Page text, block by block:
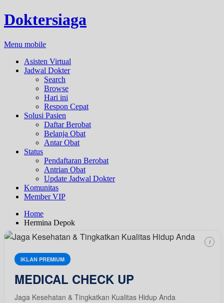
Doktersiaga
Menu mobile
Asisten Virtual
Jadwal Dokter
Search
Browse
Hari ini
Respon Cepat
Solusi Pasien
Daftar Berobat
Belanja Obat
Antar Obat
Status
Pendaftaran Berobat
Antrian Obat
Update Jadwal Dokter
Komunitas
Member VIP
Home
Hermina Depok
IKLAN PREMIUM
MEDICAL CHECK UP
Jaga Kesehatan & Tingkatkan Kualitas Hidup Anda
i